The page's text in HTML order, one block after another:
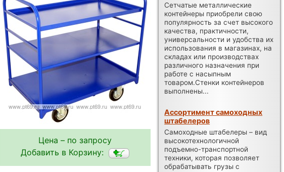
Цена – по запросу
Добавить в Корзину:
Сетчатые металлические
контейнеры приобрели свою
популярность за счет высокого
качества, практичности,
универсальности и удобства их
использования в магазинах, на
складах или производствах
различного назначения при
работе с насыпным
товаром.Стенки контейнеров
выполнены...
Ассортимент самоходных
штабелеров
Самоходные штабелеры – вид
высокотехнологичной
подъемно-транспортной
техники, которая позволяет
обрабатывать грузы с